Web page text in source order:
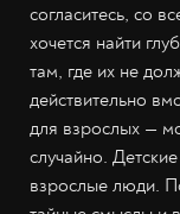
согласитесь, со
хочется найти
там, где их не
действительно
для взрослых —
случайно.
взрослые люди.